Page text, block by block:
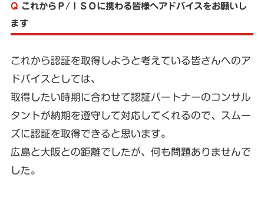
Q これからＰ/ＩＳＯに携わる皆様へアドバイスをお願いし
ます
これから認証を取得しようと考えている皆さんへのア
ドバイスとしては、
取得したい時期に合わせて認証パートナーのコンサル
タントが納期を遵守して対応してくれるので、スムー
ズに認証を取得できると思います。
広島と大阪との距離でしたが、何も問題ありませんで
した。